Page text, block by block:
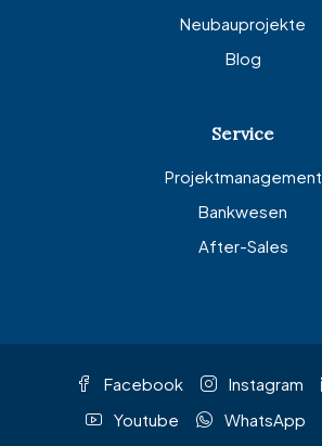
Neubauprojekte
Blog
Service
Projektmanagement
Bankwesen
After-Sales
Facebook Instagram
Youtube
WhatsApp